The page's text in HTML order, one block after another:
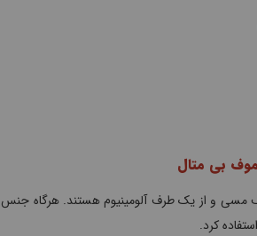
موف بی متال
مسی و از یک طرف آلومینیوم هستند. هرگاه
کرد.